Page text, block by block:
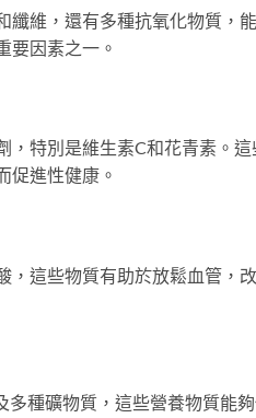
纖維，還有多種抗氧化物質，
要因素之一。
，特別是維生素C和花青素。
促進性健康。
，這些物質有助於放鬆血管，
多種礦物質，這些營養物質能